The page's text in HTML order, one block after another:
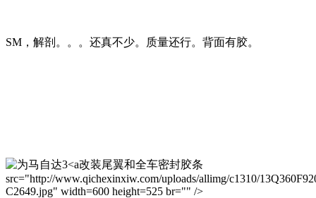
SM，解剖。。。还真不少。质量还行。背面有胶。
改装尾翼和全车密封胶条
src="http://www.qichexinxiw.com/uploads/allimg/c1310/
C2649.jpg" width=600 height=525 br="" />